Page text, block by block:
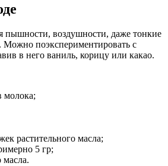
пышности, воздушности, даже тонкие
поэкспериментировать с
в него ваниль, корицу или какао.
молока;
растительного масла;
5 гр;
масла.